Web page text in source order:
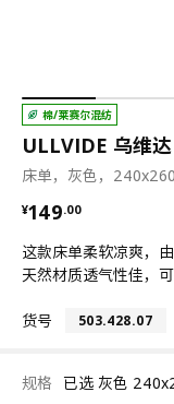
棉/莱赛尔混纺
ULLVIDE 乌维达
床单，灰色，
¥149.00
¥ 149.00
这款床单柔软凉爽，
天然材质透气性佳，
货号 503.428.07
规格 已选 灰色